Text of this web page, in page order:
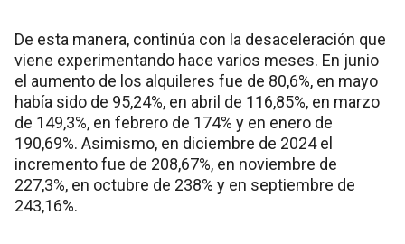
De esta manera, continúa con la desaceleración que
viene experimentando hace varios meses. En junio
el aumento de los alquileres fue de 80,6%, en mayo
había sido de 95,24%, en abril de 116,85%, en marzo
de 149,3%, en febrero de 174% y en enero de
190,69%. Asimismo, en diciembre de 2024 el
incremento fue de 208,67%, en noviembre de
227,3%, en octubre de 238% y en septiembre de
243,16%.